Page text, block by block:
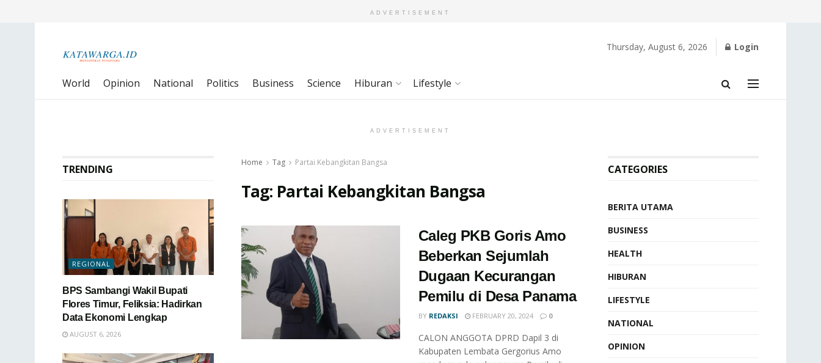
ADVERTISEMENT
Thursday, August 6, 2026 Login
World Opinion National Politics Business Science Hiburan Lifestyle
ADVERTISEMENT
Home Tag Partai Kebangkitan Bangsa
Tag: Partai Kebangkitan Bangsa
Caleg PKB Goris Amo
Beberkan Sejumlah
Dugaan Kecurangan
Pemilu di Desa Panama
BY REDAKSI FEBRUARY 20, 2024 0
CALON ANGGOTA DPRD Dapil 3 di
Kabupaten Lembata Gergorius Amo
TRENDING
REGIONAL
BPS Sambangi Wakil Bupati
Flores Timur, Feliksia: Hadirkan
Data Ekonomi Lengkap
AUGUST 6, 2026
CATEGORIES
BERITA UTAMA
BUSINESS
HEALTH
HIBURAN
LIFESTYLE
NATIONAL
OPINION